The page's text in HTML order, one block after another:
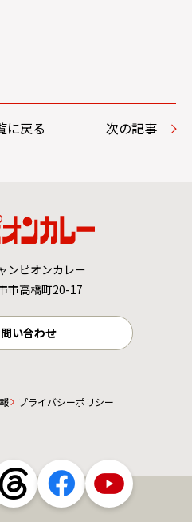
に戻る 次の記事
ンピオンカレー
市高橋町20-17
い合わせ
プライバシーポリシー